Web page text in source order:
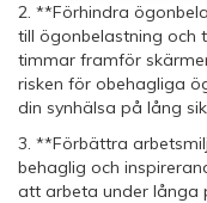
2. **Förhindra
till ögonbelastning och
timmar framför
risken för obehagliga
din synhälsa på lång
3. **Förbättra
behaglig och
att arbeta under långa